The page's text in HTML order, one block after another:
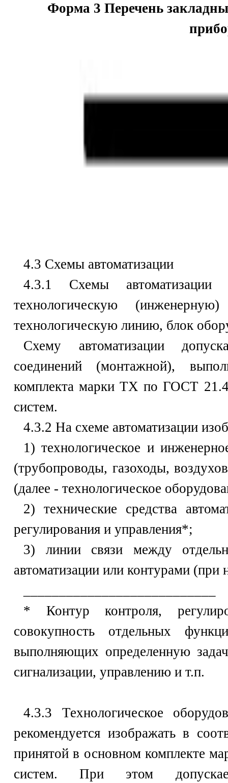
Форма 3 Перечень
4.3 Схемы автоматизации
4.3.1 Схемы
технологическую
технологическую линию, блок
Схему автоматизации
соединений (монтажной),
комплекта марки ТХ по ГОСТ
систем.
4.3.2 На схеме автоматизации
1) технологическое и
(трубопроводы, газоходы,
(далее - технологическое
2) технические средства
регулирования и управления*;
3) линии связи между
автоматизации или контурами (при
* Контур контроля,
совокупность отдельных
выполняющих определенную
сигнализации, управлению и т.п.
4.3.3 Технологическое
рекомендуется изображать в
принятой в основном комплекте
систем. При этом